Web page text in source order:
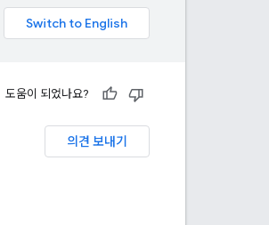
도움이 되었나요?
의견 보내기